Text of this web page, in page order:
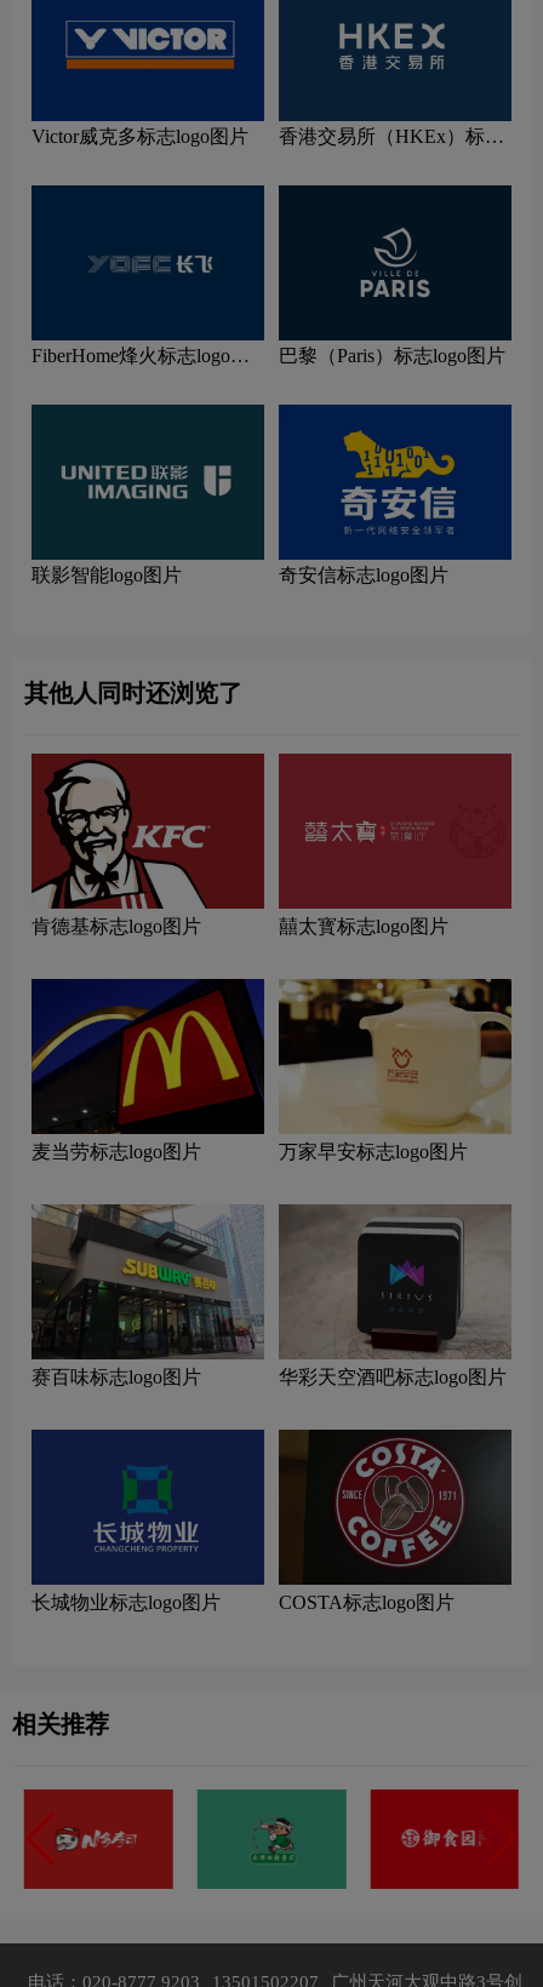
Victor威克多标志logo图片
香港交易所（HKEx）标志
FiberHome烽火标志logo图
巴黎（Paris）标志logo图片
联影智能logo图片 奇安信标志logo图片
其他人同时还浏览了
肯德基标志logo图片 囍太寳标志logo图片
麦当劳标志logo图片 万家早安标志logo图片
赛百味标志logo图片 华彩天空酒吧标志logo图片
长城物业标志logo图片 COSTA标志logo图片
相关推荐
电话：020-8777 9203 13501502207 广州天河大观中路3号创